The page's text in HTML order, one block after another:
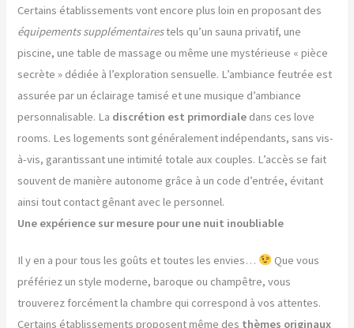
Certains établissements vont encore plus loin en proposant des
équipements supplémentairestels qu’un sauna privatif, une
piscine, une table de massage ou même une mystérieuse « pièce
secrète » dédiée à l’exploration sensuelle. L’ambiance feutrée est
assurée par un éclairage tamisé et une musique d’ambiance
personnalisable. La discrétion est primordiale dans ces love
rooms. Les logements sont généralement indépendants, sans vis-
à-vis, garantissant une intimité totale aux couples. L’accès se fait
souvent de manière autonome grâce à un code d’entrée, évitant
ainsi tout contact gênant avec le personnel.
Une expérience sur mesure pour une nuit inoubliable
Il y en a pour tous les goûts et toutes les envies…
Que vous
préfériez un style moderne, baroque ou champêtre, vous
trouverez forcément la chambre qui correspond à vos attentes.
Certains établissements proposent même des thèmes originaux